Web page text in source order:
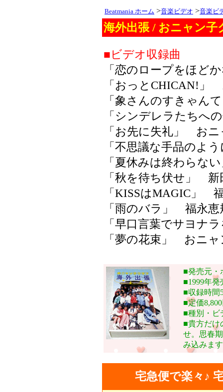
Beatmania ホーム >音楽ビデオ >音楽ビ
海外出張 / おニャン子
■ビデオ収録曲
「恋のロープをほど
「おっとCHICAN!」
「象さんのすきゃん
「シンデレラたちへ
「お先に失礼」 お
「不思議な手品のよ
「夏休みは終わらな
「秋を待ち伏せ」 新
「KISSはMAGIC」
「雨のバラ」 福永恵
「早口言葉でサヨナ
「夢の花束」 おニ
■発売元・
■1999年発
■収録時間
■定価
■種別・ビ
■貴方だけ
せ。思春
み込みま
宅急便で楽々♪